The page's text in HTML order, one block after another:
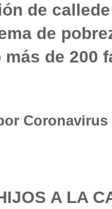
de
de
de 200
Coronavirus
A LA